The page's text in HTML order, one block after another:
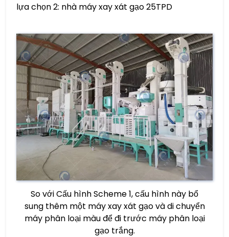
lựa chọn 2: nhà máy xay xát gạo 25TPD
So với Cấu hình Scheme 1, cấu hình này bổ
sung thêm một máy xay xát gạo và di chuyển
máy phân loại màu để đi trước máy phân loại
gạo trắng.